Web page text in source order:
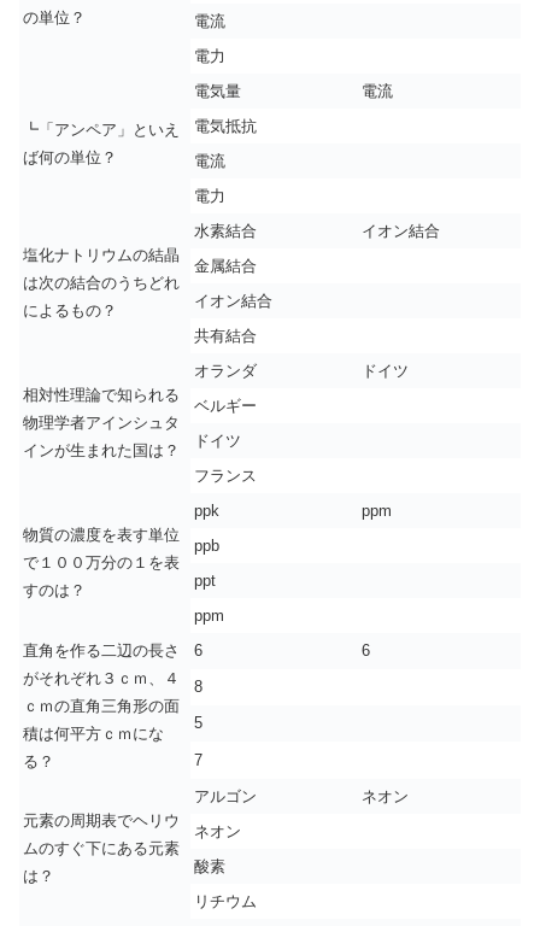
の単位？
電流
電力
┗「アンペア」といえ
ば何の単位？
電気量
電流
電気抵抗
電流
電力
塩化ナトリウムの結晶
は次の結合のうちどれ
によるもの？
水素結合
イオン結合
金属結合
イオン結合
共有結合
相対性理論で知られる
物理学者アインシュタ
インが生まれた国は？
オランダ
ドイツ
ベルギー
ドイツ
フランス
物質の濃度を表す単位
で１００万分の１を表
すのは？
ppk
ppm
ppb
ppt
ppm
直角を作る二辺の長さ
がそれぞれ３ｃｍ、４
ｃｍの直角三角形の面
積は何平方ｃｍにな
る？
6
6
8
5
7
元素の周期表でヘリウ
ムのすぐ下にある元素
は？
アルゴン
ネオン
ネオン
酸素
リチウム